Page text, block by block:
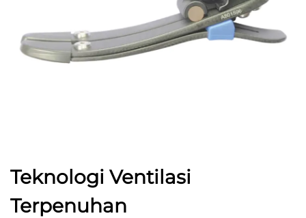
Teknologi Ventilasi
Terpenuhan